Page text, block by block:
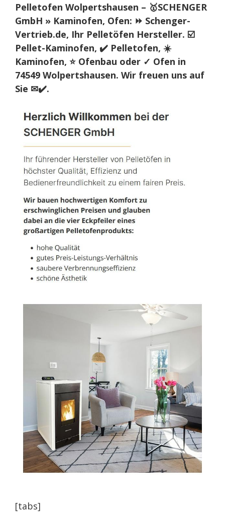
Pelletofen Wolpertshausen – 🥇SCHENGER
GmbH » Kaminofen, Ofen: ⏩ Schenger-
Vertrieb.de, Ihr Pelletöfen Hersteller. ☑️
Pellet-Kaminofen, ✔️ Pelletofen, ☀️
Kaminofen, ⭐ Ofenbau oder ✓ Ofen in
74549 Wolpertshausen. Wir freuen uns auf
Sie ✉✔️.
[tabs]